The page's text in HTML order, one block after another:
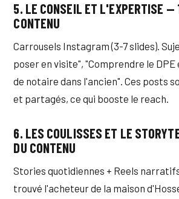
5. LE CONSEIL ET L'EXPERTISE —
CONTENU
Carrousels Instagram (3-7 slides).
poser en visite", "Comprendre le DPE
de notaire dans l'ancien". Ces posts
et partagés, ce qui booste le reach.
6. LES COULISSES ET LE
DU CONTENU
Stories quotidiennes + Reels
trouvé l'acheteur de la maison